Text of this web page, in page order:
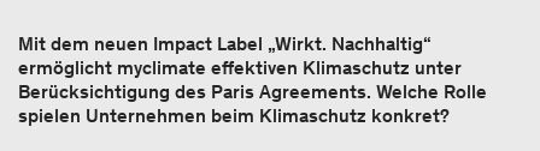
Mit dem neuen Impact Label „Wirkt. Nachhaltig“
ermöglicht myclimate effektiven Klimaschutz unter
Berücksichtigung des Paris Agreements. Welche Rolle
spielen Unternehmen beim Klimaschutz konkret?